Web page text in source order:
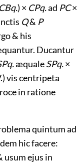
) × CPq.ad PC×
Q& P
& his
Ducantur
æqualeSPq.×
vis centripeta
in ratione
quintum ad
hic facere:
usum ejus in